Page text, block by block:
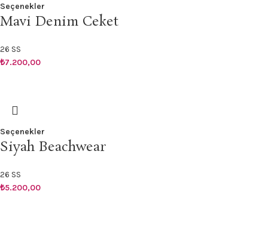
Seçenekler
Mavi Denim Ceket
26 SS
₺7.200,00
Seçenekler
Siyah Beachwear
26 SS
₺5.200,00